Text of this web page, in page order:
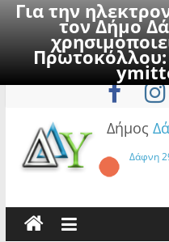
Για την
τον Δήμο
to
Σάββατο, 8
Δήμος
Δάφνη